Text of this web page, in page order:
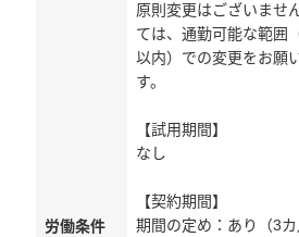
労働条件
原則変更はございませ
ては、通勤可能な範囲
以内）での変更をお願
す。
【試用期間】
なし
【契約期間】
期間の定め：あり（3カ